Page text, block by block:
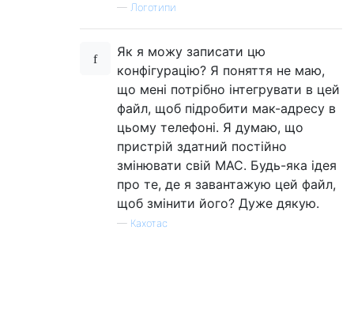
— Логотипи
Як я можу записати цю
конфігурацію? Я поняття не маю,
що мені потрібно інтегрувати в цей
файл, щоб підробити мак-адресу в
цьому телефоні. Я думаю, що
пристрій здатний постійно
змінювати свій MAC. Будь-яка ідея
про те, де я завантажую цей файл,
щоб змінити його? Дуже дякую.
— Кахотас